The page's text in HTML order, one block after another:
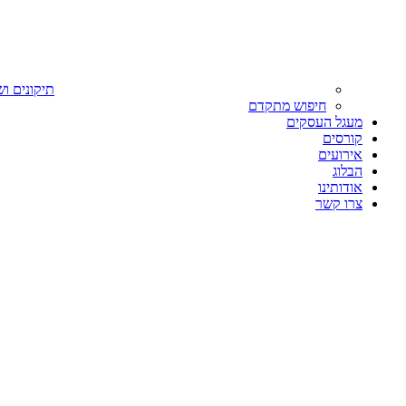
תיקונים
חיפוש מתקדם
מעגל העסקים
קורסים
אירועים
הבלוג
אודותינו
צרו קשר